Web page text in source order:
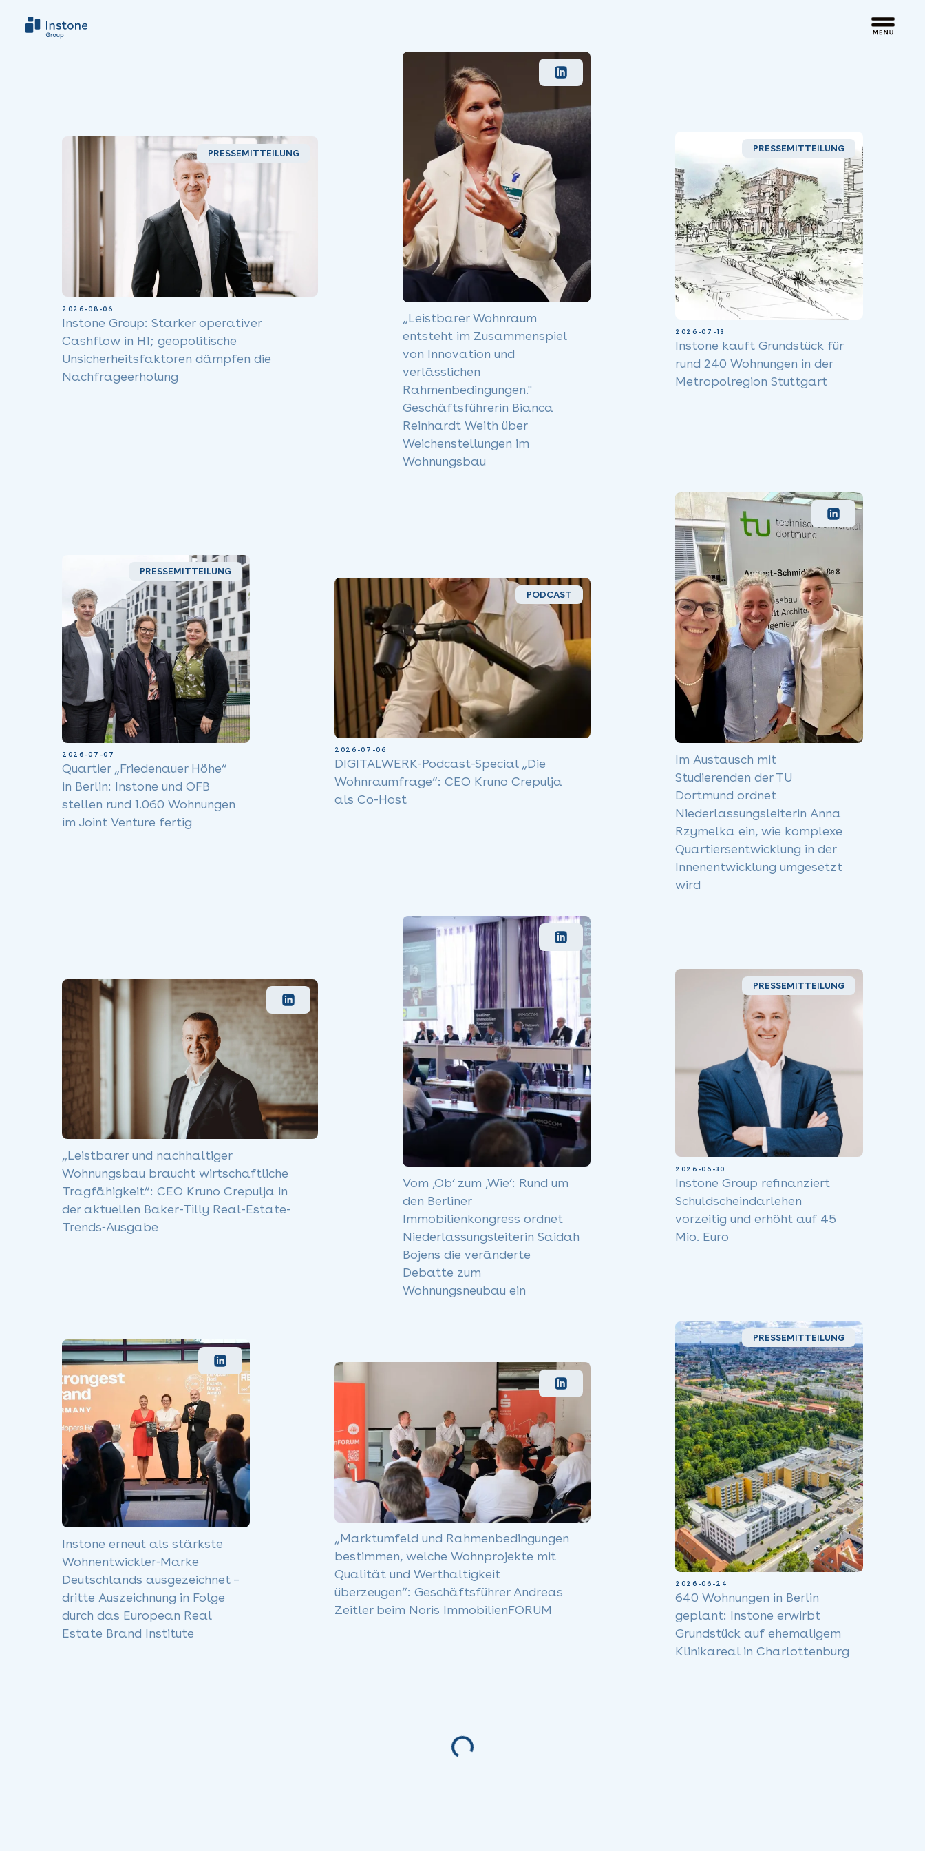
PRESSEMITTEILUNG
2026-08-06
Instone Group: Starker operativer
Cashflow in H1; geopolitische
Unsicherheitsfaktoren dämpfen die
Nachfrageerholung
„Leistbarer Wohnraum
entsteht im Zusammenspiel
von Innovation und
verlässlichen
Rahmenbedingungen."
Geschäftsführerin Bianca
Reinhardt Weith über
Weichenstellungen im
Wohnungsbau
PRESSEMITTEILUNG
2026-07-13
Instone kauft Grundstück für
rund 240 Wohnungen in der
Metropolregion Stuttgart
PRESSEMITTEILUNG
2026-07-07
Quartier „Friedenauer Höhe“
in Berlin: Instone und OFB
stellen rund 1.060 Wohnungen
im Joint Venture fertig
PODCAST
2026-07-06
DIGITALWERK-Podcast-Special „Die
Wohnraumfrage“: CEO Kruno Crepulja
als Co-Host
Im Austausch mit
Studierenden der TU
Dortmund ordnet
Niederlassungsleiterin Anna
Rzymelka ein, wie komplexe
Quartiersentwicklung in der
Innenentwicklung umgesetzt
wird
„Leistbarer und nachhaltiger
Wohnungsbau braucht wirtschaftliche
Tragfähigkeit“: CEO Kruno Crepulja in
der aktuellen Baker-Tilly Real-Estate-
Trends‑Ausgabe
Vom ‚Ob‘ zum ‚Wie‘: Rund um
den Berliner
Immobilienkongress ordnet
Niederlassungsleiterin Saidah
Bojens die veränderte
Debatte zum
Wohnungsneubau ein
PRESSEMITTEILUNG
2026-06-30
Instone Group refinanziert
Schuldscheindarlehen
vorzeitig und erhöht auf 45
Mio. Euro
Instone erneut als stärkste
Wohnentwickler‑Marke
Deutschlands ausgezeichnet –
dritte Auszeichnung in Folge
durch das European Real
Estate Brand Institute
„Marktumfeld und Rahmenbedingungen
bestimmen, welche Wohnprojekte mit
Qualität und Werthaltigkeit
überzeugen“: Geschäftsführer Andreas
Zeitler beim Noris ImmobilienFORUM
PRESSEMITTEILUNG
2026-06-24
640 Wohnungen in Berlin
geplant: Instone erwirbt
Grundstück auf ehemaligem
Klinikareal in Charlottenburg
Loading...